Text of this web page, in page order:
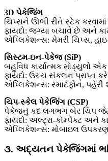
3D પેકેજિંગ
ચિપ્સને ઊભી રીતે સ્ટેક
ફાયદો: જગ્યા બચાવે છે અને
એપ્લિકેશન્સ: મેમરી ચિપ્સ,
સિસ્ટમ-ઇન-પેકેજ (SiP)
બહુવિધ કાર્યાત્મક મોડ્યુલો
ફાયદો: ઉચ્ચ સંકલન પ્રાપ્ત
એપ્લિકેશન્સ: સ્માર્ટફોન,
ચિપ-સ્કેલ પેકેજિંગ (CSP)
પેકેજનું કદ લગભગ બેર ચિપ
ફાયદો: અલ્ટ્રા-કોમ્પેક્ટ અને
એપ્લિકેશન્સ: મોબાઇલ
૩. અદ્યતન પેકેજિંગમાં